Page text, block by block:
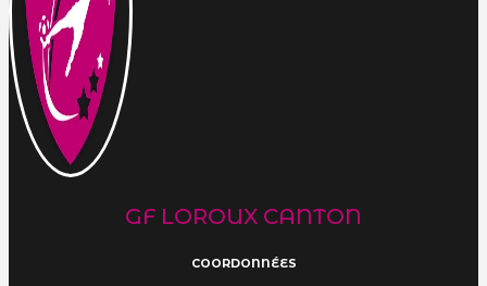
GF LOROUX CANTON
COORDONNÉES